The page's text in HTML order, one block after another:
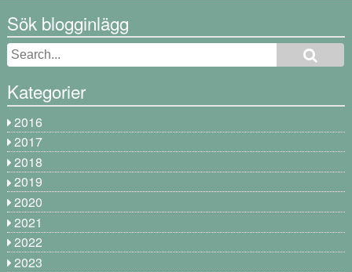
Sök blogginlägg
Kategorier
2016
2017
2018
2019
2020
2021
2022
2023